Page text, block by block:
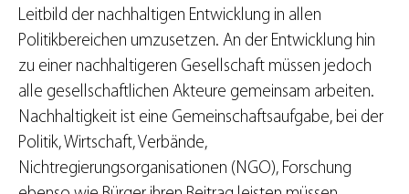
Leitbild der nachhaltigen Entwicklung in allen
Politikbereichen umzusetzen. An der Entwicklung hin
zu einer nachhaltigeren Gesellschaft müssen jedoch
alle gesellschaftlichen Akteure gemeinsam arbeiten.
Nachhaltigkeit ist eine Gemeinschaftsaufgabe, bei der
Politik, Wirtschaft, Verbände,
Nichtregierungsorganisationen (NGO), Forschung